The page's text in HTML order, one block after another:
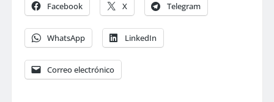
Facebook X Telegram
WhatsApp LinkedIn
Correo electrónico